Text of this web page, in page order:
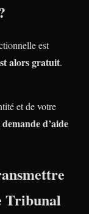
est
alors gratuit.
et de votre
d’aide
Tribunal